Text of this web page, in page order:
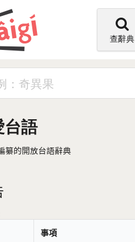
查辭典
台語
纂的開放台語辭典
事項